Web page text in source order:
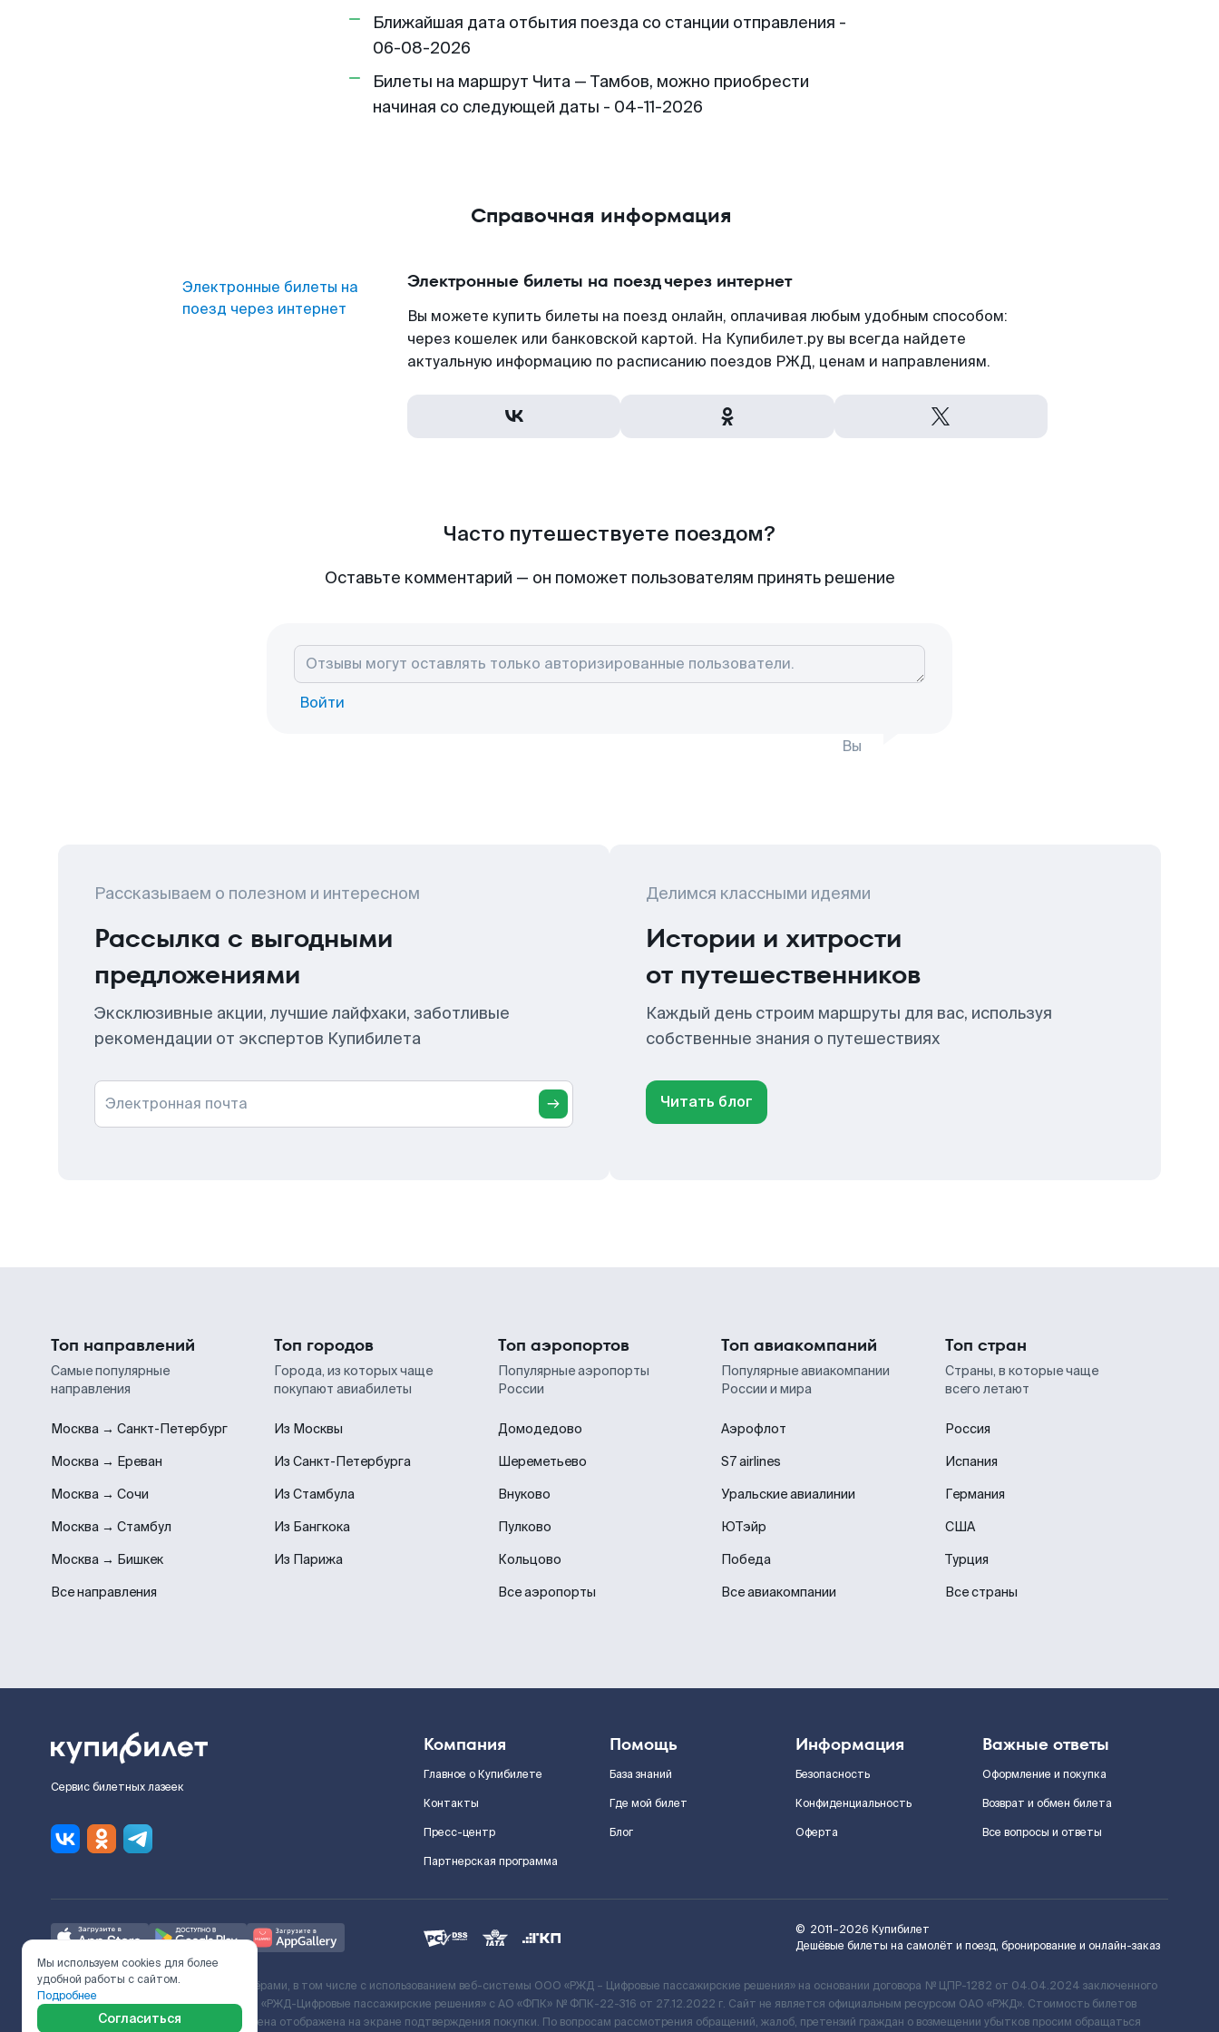
Ближайшая дата отбытия поезда со станции отправления -
06-08-2026
Билеты на маршрут Чита — Тамбов, можно приобрести
начиная со следующей даты - 04-11-2026
Справочная информация
Электронные билеты на
поезд через интернет
Электронные билеты на поезд через интернет
Вы можете купить билеты на поезд онлайн, оплачивая любым удобным способом:
через кошелек или банковской картой. На Купибилет.ру вы всегда найдете
актуальную информацию по расписанию поездов РЖД, ценам и направлениям.
Часто путешествуете поездом?
Оставьте комментарий — он поможет пользователям принять решение
Войти
Вы
Рассказываем о полезном и интересном
Рассылка с выгодными
предложениями
Эксклюзивные акции, лучшие лайфхаки, заботливые
рекомендации от экспертов Купибилета
Электронная почта
Делимся классными идеями
Истории и хитрости
от путешественников
Каждый день строим маршруты для вас, используя
собственные знания о путешествиях
Читать блог
Топ направлений
Самые популярные
направления
Москва → Санкт-Петербург
Москва → Ереван
Москва → Сочи
Москва → Стамбул
Москва → Бишкек
Все направления
Топ городов
Города, из которых чаще
покупают авиабилеты
Из Москвы
Из Санкт-Петербурга
Из Стамбула
Из Бангкока
Из Парижа
Топ аэропортов
Популярные аэропорты
России
Домодедово
Шереметьево
Внуково
Пулково
Кольцово
Все аэропорты
Топ авиакомпаний
Популярные авиакомпании
России и мира
Аэрофлот
S7 airlines
Уральские авиалинии
ЮТэйр
Победа
Все авиакомпании
Топ стран
Страны, в которые чаще
всего летают
Россия
Испания
Германия
США
Турция
Все страны
Сервис билетных лазеек
Компания
Главное о Купибилете
Контакты
Пресс-центр
Партнерская программа
Помощь
База знаний
Где мой билет
Блог
Информация
Безопасность
Конфиденциальность
Оферта
Важные ответы
Оформление и покупка
Возврат и обмен билета
Все вопросы и ответы
© 2011–2026 Купибилет
Дешёвые билеты на самолёт и поезд, бронирование и онлайн-заказ
Ж/Д билеты предоставляются партнёрами, в том числе с использованием веб-системы ООО «РЖД – Цифровые пассажирские решения» на основании договора № ЦПР-1282 от 04.04.2024 заключенного
с Поставщиком услуг и Договора ООО «РЖД-Цифровые пассажирские решения» c АО «ФПК» № ФПК-22-316 от 27.12.2022 г. Сайт не является официальным ресурсом ОАО «РЖД». Стоимость билетов
включает сервисный сбор. Итоговая цена отображена на экране подтверждения покупки. По вопросам рассмотрения обращений, жалоб, претензий граждан о возмещении убытков просим обращаться
Мы используем cookies для более
удобной работы с сайтом.
Подробнее
Согласиться